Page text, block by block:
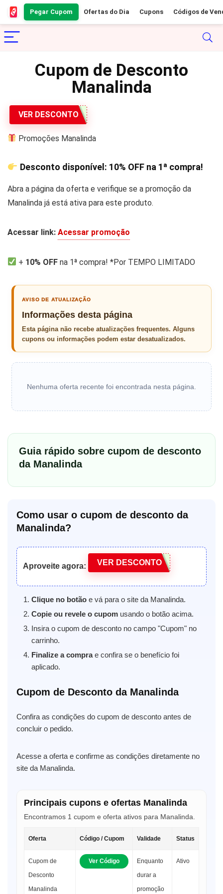
Pegar Cupom Ofertas do Dia Cupons Códigos de
Cupom de Desconto
Manalinda
VER DESCONTO
Promoções Manalinda
Desconto disponível: 10% OFFna 1ª compra!
Abra a página da oferta e verifique se a promoção da
Manalinda já está ativa para este produto.
Acessar link: Acessar promoção
+ 10% OFF na 1ª compra! *Por TEMPO LIMITADO
AVISO DE ATUALIZAÇÃO
Informações desta página
Esta página não recebe atualizações frequentes. Alguns
cupons ou informações podem estar desatualizados.
Nenhuma oferta recente foi encontrada nesta página.
Guia rápido sobre cupom de desconto
da Manalinda
Como usar o cupom de desconto da
Manalinda?
Aproveite agora: VER DESCONTO
Clique no botão e vá para o site da Manalinda.
Copie ou revele o cupom usando o botão acima.
Insira o cupom de desconto no campo "Cupom" no
carrinho.
Finalize a comprae confira se o benefício foi
aplicado.
Cupom de Desconto da Manalinda
Confira as condições do cupom de desconto antes de
concluir o pedido.
Acesse a oferta e confirme as condições diretamente no
site da Manalinda.
Principais cupons e ofertas Manalinda
Encontramos 1 cupom e oferta ativos para Manalinda.
Oferta Código / Cupom Validade Status
Cupom de
Desconto
Manalinda
Ver Código
Enquanto
durar a
promoção
Ativo